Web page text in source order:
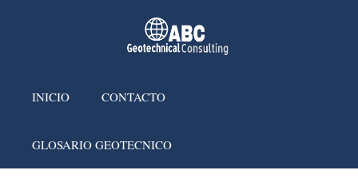
INICIO CONTACTO
GLOSARIO GEOTECNICO